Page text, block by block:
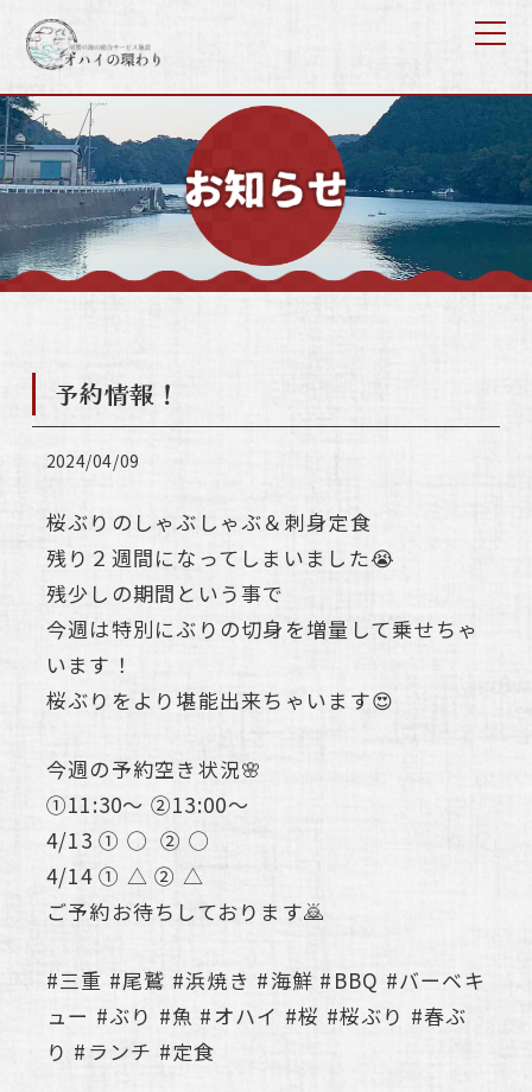
予約情報！
2024/04/09
桜ぶりのしゃぶしゃぶ＆刺身定食
残り２週間になってしまいました😭
残少しの期間という事で
今週は特別にぶりの切身を増量して乗せちゃ
います！
桜ぶりをより堪能出来ちゃいます😍
今週の予約空き状況🌸
①11:30〜 ②13:00〜
4/13 ① ◯ ② ◯
4/14 ① △ ② △
ご予約お待ちしております🙇
#三重 #尾鷲 #浜焼き #海鮮 #BBQ #バーベキ
ュー #ぶり #魚 #オハイ #桜 #桜ぶり #春ぶ
り #ランチ #定食